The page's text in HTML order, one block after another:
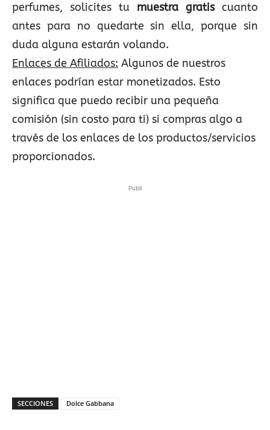
perfumes, solicites tu muestra gratis cuanto
antes para no quedarte sin ella, porque sin
duda alguna estarán volando.
Enlaces de Afiliados: Algunos de nuestros
enlaces podrían estar monetizados. Esto
significa que puedo recibir una pequeña
comisión (sin costo para ti) si compras algo a
través de los enlaces de los productos/servicios
proporcionados.
Publi
SECCIONES Dolce Gabbana